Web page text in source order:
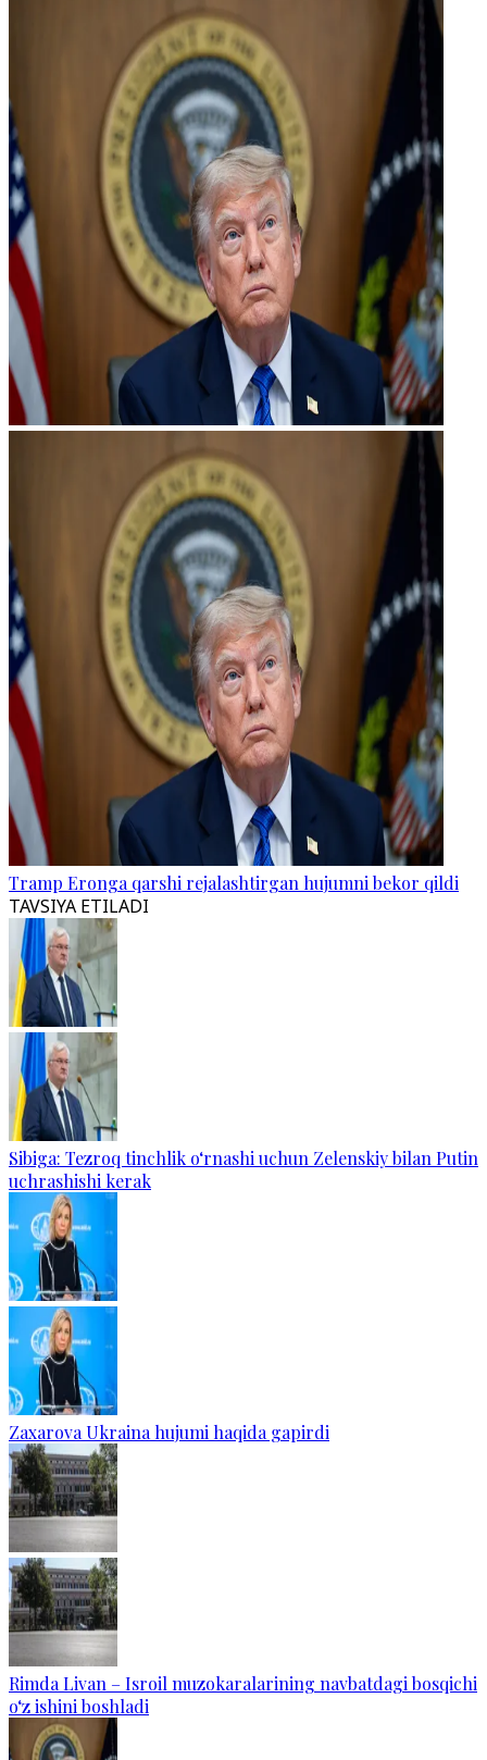
Tramp Eronga qarshi rejalashtirgan hujumni bekor qildi
TAVSIYA ETILADI
Sibiga: Tezroq tinchlik o‘rnashi uchun Zelenskiy bilan Putin
uchrashishi kerak
Zaxarova Ukraina hujumi haqida gapirdi
Rimda Livan – Isroil muzokaralarining navbatdagi bosqichi
o‘z ishini boshladi